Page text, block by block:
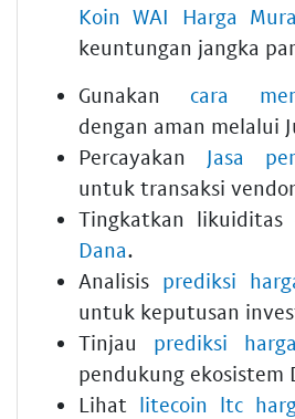
Koin WAI Harga
keuntungan jangka
Gunakan cara
dengan aman melalui
Percayakan Jasa
untuk transaksi
Tingkatkan likuiditas
Dana.
Analisis prediksi
untuk keputusan
Tinjau prediksi
pendukung ekosistem
Lihat litecoin ltc